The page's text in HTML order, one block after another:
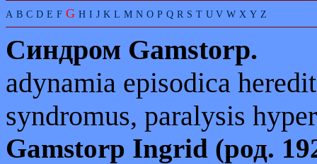
A B C D E F G H I J K L M N O P Q R S T U V W X Y Z
Синдром Gamstorp.
adynamia episodica
syndromus, paralysis
Gamstorp Ingrid (род.